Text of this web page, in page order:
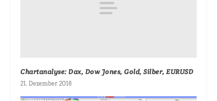
Chartanalyse: Dax, Dow Jones, Gold, Silber, EURUSD
21. Dezember 2018